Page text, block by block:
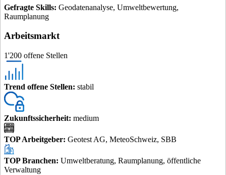
Gefragte Skills: Geodatenanalyse, Umweltbewertung,
Raumplanung
Arbeitsmarkt
1'200 offene Stellen
Trend offene Stellen: stabil
Zukunftssicherheit: medium
TOP Arbeitgeber: Geotest AG, MeteoSchweiz, SBB
TOP Branchen: Umweltberatung, Raumplanung, öffentliche
Verwaltung